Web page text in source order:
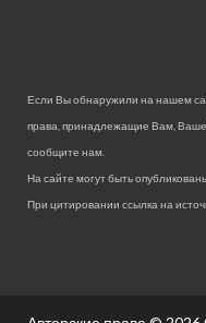
Если Вы обнаружили на нашем
права, принадлежащие Вам,
сообщите нам.
На сайте могут быть
При цитировании ссылка на